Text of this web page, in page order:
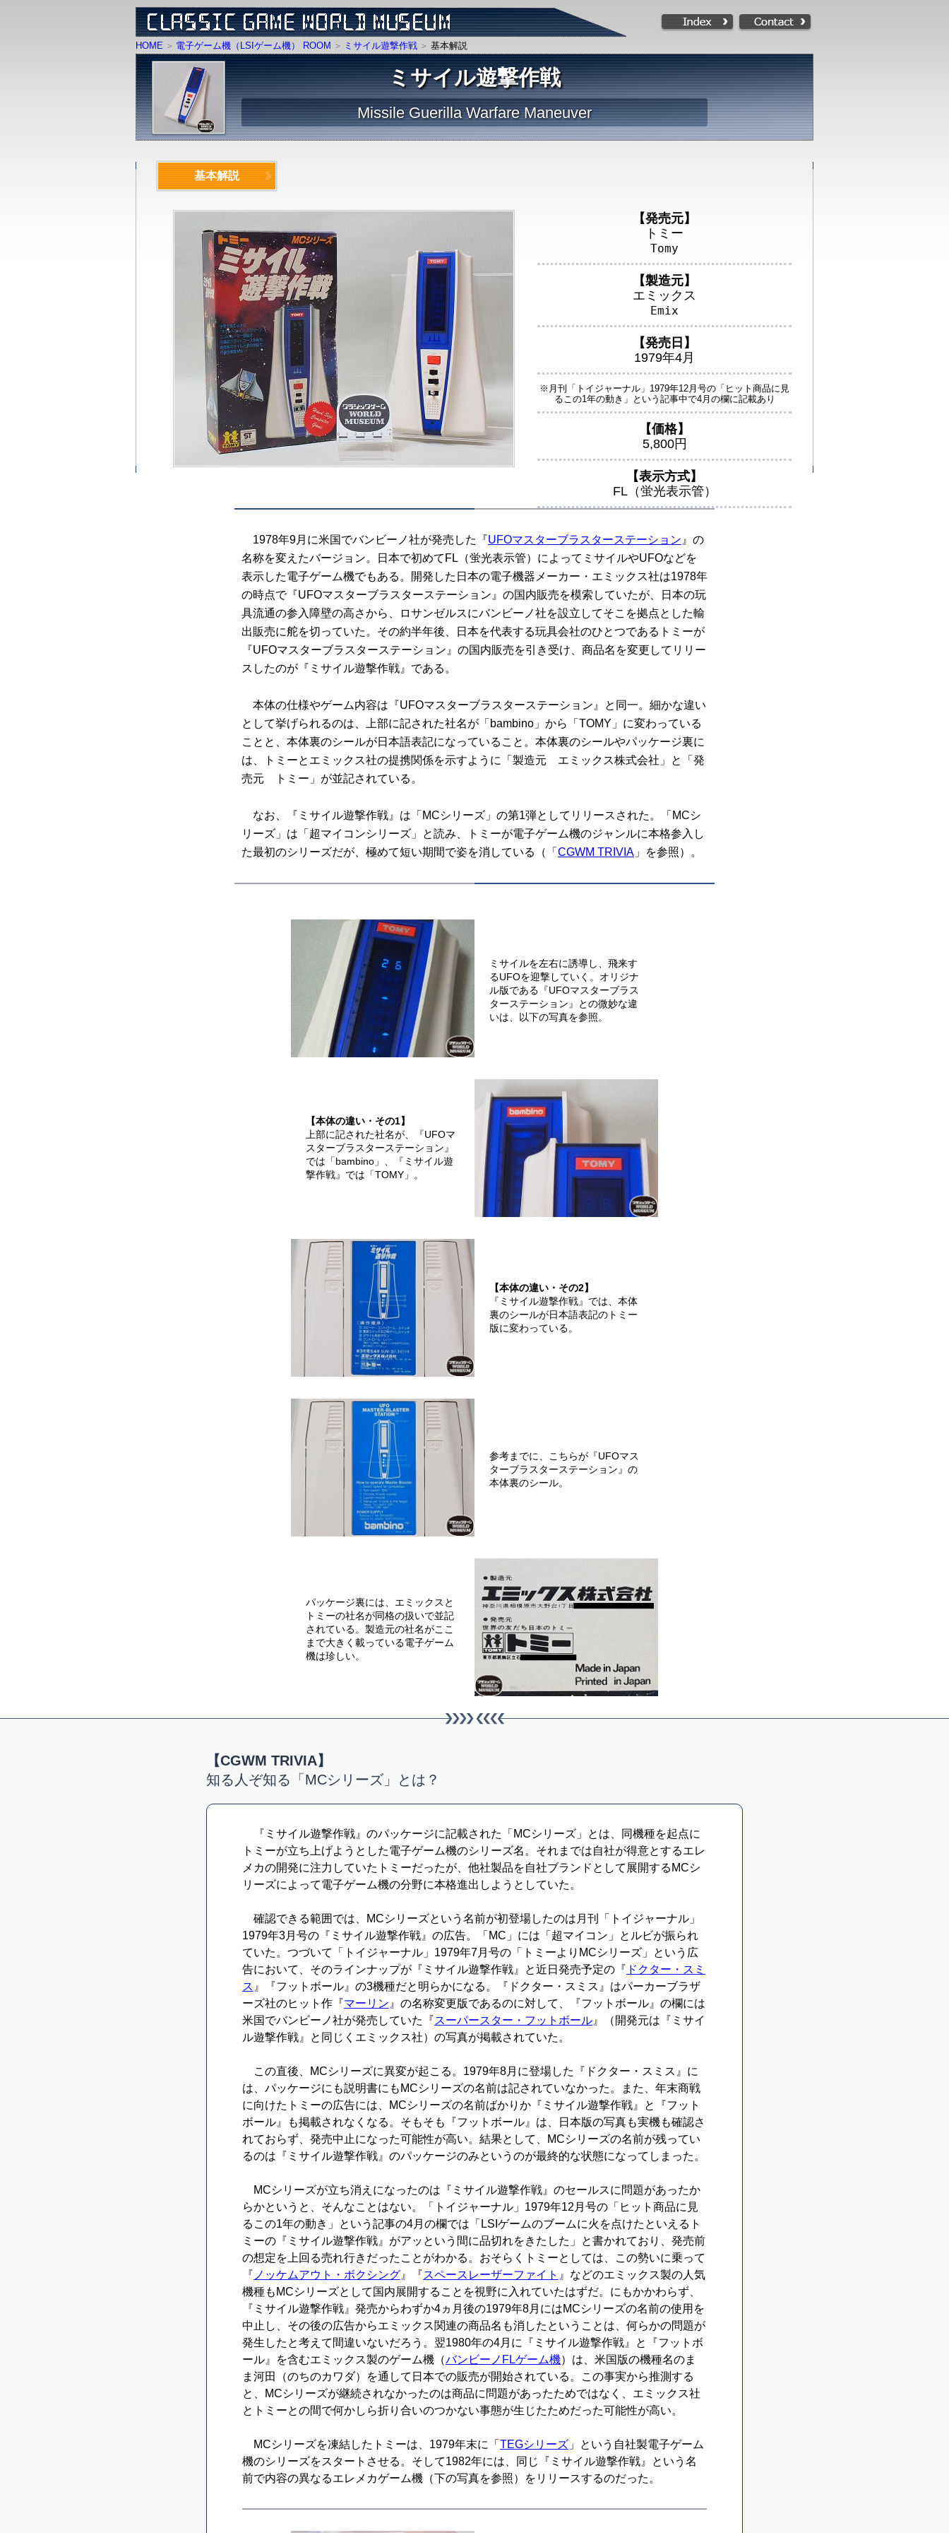
HOME 電子ゲーム機（LSIゲーム機） ROOM ミサイル遊撃作戦 基本解説
ミサイル遊撃作戦
Missile Guerilla Warfare Maneuver
基本解説
【発売元】
トミー
Tomy
【製造元】
エミックス
Emix
【発売日】
1979年4月
※月刊「トイジャーナル」1979年12月号の「ヒット商品に見
るこの1年の動き」という記事中で4月の欄に記載あり
【価格】
5,800円
【表示方式】
FL（蛍光表示管）
1978年9月に米国でバンビーノ社が発売した『UFOマスターブラスターステーション 』の
名称を変えたバージョン。日本で初めてFL（蛍光表示管）によってミサイルやUFOなどを
表示した電子ゲーム機でもある。開発した日本の電子機器メーカー・エミックス社は1978年
の時点で『UFOマスターブラスターステーション』の国内販売を模索していたが、日本の玩
具流通の参入障壁の高さから、ロサンゼルスにバンビーノ社を設立してそこを拠点とした輸
出販売に舵を切っていた。その約半年後、日本を代表する玩具会社のひとつであるトミーが
『UFOマスターブラスターステーション』の国内販売を引き受け、商品名を変更してリリー
スしたのが『ミサイル遊撃作戦』である。
本体の仕様やゲーム内容は『UFOマスターブラスターステーション』と同一。細かな違い
として挙げられるのは、上部に記された社名が「bambino」から「TOMY」に変わっている
ことと、本体裏のシールが日本語表記になっていること。本体裏のシールやパッケージ裏に
は、トミーとエミックス社の提携関係を示すように「製造元 エミックス株式会社」と「発
売元 トミー」が並記されている。
なお、『ミサイル遊撃作戦』は「MCシリーズ」の第1弾としてリリースされた。「MCシ
リーズ」は「超マイコンシリーズ」と読み、トミーが電子ゲーム機のジャンルに本格参入し
た最初のシリーズだが、極めて短い期間で姿を消している（「 CGWM TRIVIA 」を参照）。
ミサイルを左右に誘導し、飛来す
るUFOを迎撃していく。オリジナ
ル版である『UFOマスターブラス
ターステーション』との微妙な違
いは、以下の写真を参照。
【本体の違い・その1】
上部に記された社名が、『UFOマ
スターブラスターステーション』
では「bambino」、『ミサイル遊
撃作戦』では「TOMY」。
【本体の違い・その2】
『ミサイル遊撃作戦』では、本体
裏のシールが日本語表記のトミー
版に変わっている。
参考までに、こちらが『UFOマス
ターブラスターステーション』の
本体裏のシール。
パッケージ裏には、エミックスと
トミーの社名が同格の扱いで並記
されている。製造元の社名がここ
まで大きく載っている電子ゲーム
機は珍しい。
【CGWM TRIVIA】
知る人ぞ知る「MCシリーズ」とは？
『ミサイル遊撃作戦』のパッケージに記載された「MCシリーズ」とは、同機種を起点に
トミーが立ち上げようとした電子ゲーム機のシリーズ名。それまでは自社が得意とするエレ
メカの開発に注力していたトミーだったが、他社製品を自社ブランドとして展開するMCシ
リーズによって電子ゲーム機の分野に本格進出しようとしていた。
確認できる範囲では、MCシリーズという名前が初登場したのは月刊「トイジャーナル」
1979年3月号の『ミサイル遊撃作戦』の広告。「MC」には「超マイコン」とルビが振られ
ていた。つづいて「トイジャーナル」1979年7月号の「トミーよりMCシリーズ」という広
告において、そのラインナップが『ミサイル遊撃作戦』と近日発売予定の『 ドクター・スミ
ス 』『フットボール』の3機種だと明らかになる。『ドクター・スミス』はパーカーブラザ
ーズ社のヒット作『マーリン 』の名称変更版であるのに対して、『フットボール』の欄には
米国でバンビーノ社が発売していた『スーパースター・フットボール 』（開発元は『ミサイ
ル遊撃作戦』と同じくエミックス社）の写真が掲載されていた。
この直後、MCシリーズに異変が起こる。1979年8月に登場した『ドクター・スミス』に
は、パッケージにも説明書にもMCシリーズの名前は記されていなかった。また、年末商戦
に向けたトミーの広告には、MCシリーズの名前ばかりか『ミサイル遊撃作戦』と『フット
ボール』も掲載されなくなる。そもそも『フットボール』は、日本版の写真も実機も確認さ
れておらず、発売中止になった可能性が高い。結果として、MCシリーズの名前が残ってい
るのは『ミサイル遊撃作戦』のパッケージのみというのが最終的な状態になってしまった。
MCシリーズが立ち消えになったのは『ミサイル遊撃作戦』のセールスに問題があったか
らかというと、そんなことはない。「トイジャーナル」1979年12月号の「ヒット商品に見
るこの1年の動き」という記事の4月の欄では「LSIゲームのブームに火を点けたといえるト
ミーの『ミサイル遊撃作戦』がアッという間に品切れをきたした」と書かれており、発売前
の想定を上回る売れ行きだったことがわかる。おそらくトミーとしては、この勢いに乗って
『 ノッケムアウト・ボクシング 』『スペースレーザーファイト 』などのエミックス製の人気
機種もMCシリーズとして国内展開することを視野に入れていたはずだ。にもかかわらず、
『ミサイル遊撃作戦』発売からわずか4ヵ月後の1979年8月にはMCシリーズの名前の使用を
中止し、その後の広告からエミックス関連の商品名も消したということは、何らかの問題が
発生したと考えて間違いないだろう。翌1980年の4月に『ミサイル遊撃作戦』と『フットボ
ール』を含むエミックス製のゲーム機（バンビーノFLゲーム機）は、米国版の機種名のま
ま河田（のちのカワダ）を通して日本での販売が開始されている。この事実から推測する
と、MCシリーズが継続されなかったのは商品に問題があったためではなく、エミックス社
とトミーとの間で何かしら折り合いのつかない事態が生じたためだった可能性が高い。
MCシリーズを凍結したトミーは、1979年末に「 TEGシリーズ 」という自社製電子ゲーム
機のシリーズをスタートさせる。そして1982年には、同じ『ミサイル遊撃作戦』という名
前で内容の異なるエレメカゲーム機（下の写真を参照）をリリースするのだった。